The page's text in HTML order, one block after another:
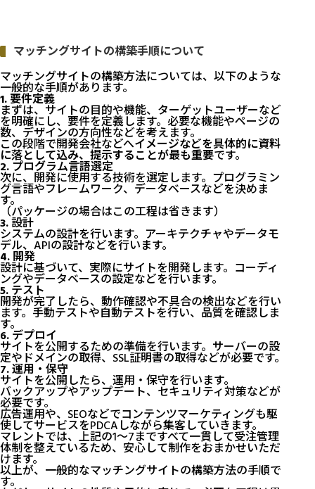
マッチングサイトの構築手順について
マッチングサイトの構築方法については、以下のような
一般的な手順があります。
1. 要件定義
まずは、サイトの目的や機能、ターゲットユーザーなど
を明確にし、要件を定義します。必要な機能やページの
数、デザインの方向性などを考えます。
この段階で開発会社などへイメージなどを具体的に資料
に落として込み、提示することが最も重要です。
2. プログラム言語選定
次に、開発に使用する技術を選定します。プログラミン
グ言語やフレームワーク、データベースなどを決めま
す。
（パッケージの場合はこの工程は省きます）
3. 設計
システムの設計を行います。アーキテクチャやデータモ
デル、APIの設計などを行います。
4. 開発
設計に基づいて、実際にサイトを開発します。コーディ
ングやデータベースの設定などを行います。
5. テスト
開発が完了したら、動作確認や不具合の検出などを行い
ます。手動テストや自動テストを行い、品質を確認しま
す。
6. デプロイ
サイトを公開するための準備を行います。サーバーの設
定やドメインの取得、SSL証明書の取得などが必要です。
7. 運用・保守
サイトを公開したら、運用・保守を行います。
バックアップやアップデート、セキュリティ対策などが
必要です。
広告運用や、SEOなどでコンテンツマーケティングも駆
使してサービスをPDCAしながら集客していきます。
マレントでは、上記の1〜7まですべて一貫して受注管理
体制を整えているため、安心して制作をおまかせいただ
けます。
以上が、一般的なマッチングサイトの構築方法の手順で
す。